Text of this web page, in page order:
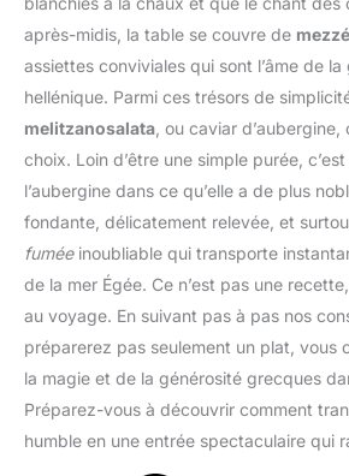
après-midis, la table se couvre de
assiettes conviviales qui sont l’âme de la
hellénique. Parmi ces trésors de
melitzanosalata, ou caviar
choix. Loin d’être une simple purée,
l’aubergine dans ce qu’elle a de plus
fondante, délicatement relevée, et
fuméeinoubliable qui transporte
de la mer Égée. Ce n’est pas une
au voyage. En suivant pas à pas nos
préparerez pas seulement un plat, vous
la magie et de la générosité grecques
Préparez-vous à découvrir comment
humble en une entrée spectaculaire qui